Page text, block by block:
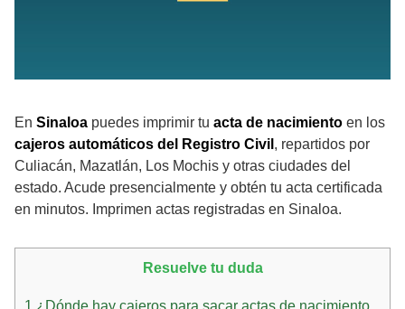
En Sinaloa puedes imprimir tu acta de nacimiento en los
cajeros automáticos del Registro Civil , repartidos por
Culiacán, Mazatlán, Los Mochis y otras ciudades del
estado. Acude presencialmente y obtén tu acta certificada
en minutos. Imprimen actas registradas en Sinaloa.
Resuelve tu duda